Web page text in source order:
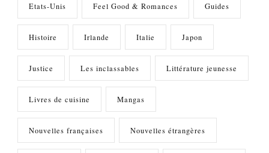
Etats-Unis Feel Good & Romances Guides
Histoire Irlande Italie Japon
Justice Les inclassables Littérature jeunesse
Livres de cuisine Mangas
Nouvelles françaises Nouvelles étrangères